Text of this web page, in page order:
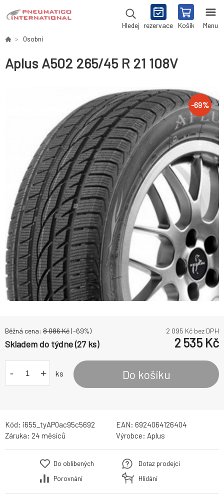
Hledej rezervace Košík Menu
Osobní
Aplus A502 265/45 R 21 108V
-69%
Běžná cena: 8 086Kč(-69%) 2 095 Kč bez DPH
Skladem do týdne (27 ks) 2 535 Kč
- + ks Do košíku
Kód: i655_tyAP0ac95c5692 EAN: 6924064126404
Záruka: 24 měsíců Výrobce: Aplus
Do oblíbených
Porovnání
Dotaz prodejci
Hlídání